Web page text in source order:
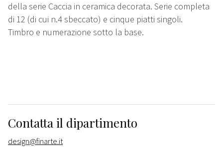
della serie Caccia in ceramica decorata. Serie completa
di 12 (di cui n.4 sbeccato) e cinque piatti singoli.
Timbro e numerazione sotto la base.
Contatta il dipartimento
design@finarte.it